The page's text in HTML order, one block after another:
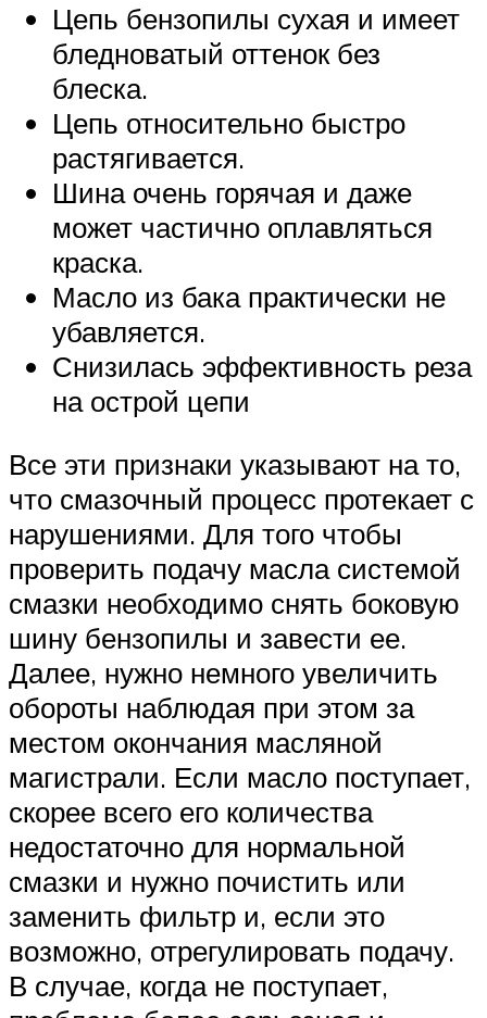
Цепь бензопилы сухая и имеет
бледноватый оттенок без
блеска.
Цепь относительно быстро
растягивается.
Шина очень горячая и даже
может частично оплавляться
краска.
Масло из бака практически не
убавляется.
Снизилась эффективность реза
на острой цепи
Все эти признаки указывают на то,
что смазочный процесс протекает с
нарушениями. Для того чтобы
проверить подачу масла системой
смазки необходимо снять боковую
шину бензопилы и завести ее.
Далее, нужно немного увеличить
обороты наблюдая при этом за
местом окончания масляной
магистрали. Если масло поступает,
скорее всего его количества
недостаточно для нормальной
смазки и нужно почистить или
заменить фильтр и, если это
возможно, отрегулировать подачу.
В случае, когда не поступает,